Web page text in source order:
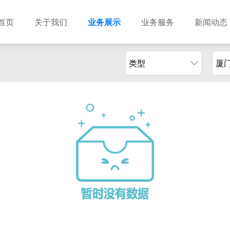
页 关于我们 业务展示 业务服务 新闻动态
类型 厦